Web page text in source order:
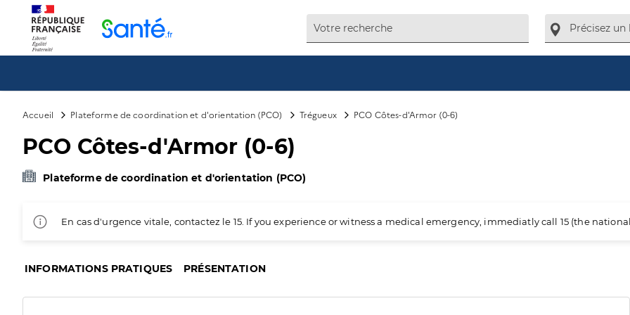
Accueil Plateforme de coordination et d'orientation (PCO) Trégueux PCO Côtes-d'Armor (0-6)
PCO Côtes-d'Armor (0-6)
Plateforme de coordination et d'orientation (PCO)
En cas d'urgence vitale, contactez le 15. If you experience or witness a medical emergency, immediatly call 15 (the
INFORMATIONS PRATIQUES PRÉSENTATION
Panneau de gestion des cookies